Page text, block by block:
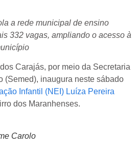
a rede municipal de ensino
332 vagas, ampliando o acesso à
Carajás, por meio da Secretaria
(Semed), inaugura neste sábado
Infantil (NEI) Luíza Pereira
dos Maranhenses.
Carolo